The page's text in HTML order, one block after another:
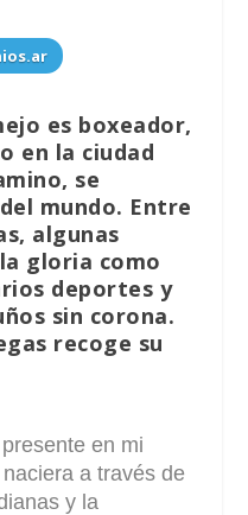
es boxeador,
en la ciudad
se
mundo. Entre
algunas
gloria como
deportes y
sin corona.
recoge su
en mi
a través de
y la